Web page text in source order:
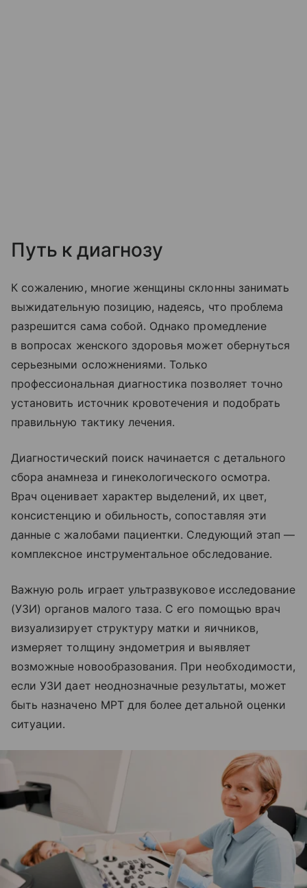
Путь к диагнозу
К сожалению, многие женщины склонны занимать
выжидательную позицию, надеясь, что проблема
разрешится сама собой. Однако промедление
в вопросах женского здоровья может обернуться
серьезными осложнениями. Только
профессиональная диагностика позволяет точно
установить источник кровотечения и подобрать
правильную тактику лечения.
Диагностический поиск начинается с детального
сбора анамнеза и гинекологического осмотра.
Врач оценивает характер выделений, их цвет,
консистенцию и обильность, сопоставляя эти
данные с жалобами пациентки. Следующий этап —
комплексное инструментальное обследование.
Важную роль играет ультразвуковое исследование
(УЗИ) органов малого таза. С его помощью врач
визуализирует структуру матки и яичников,
измеряет толщину эндометрия и выявляет
возможные новообразования. При необходимости,
если УЗИ дает неоднозначные результаты, может
быть назначено МРТ для более детальной оценки
ситуации.